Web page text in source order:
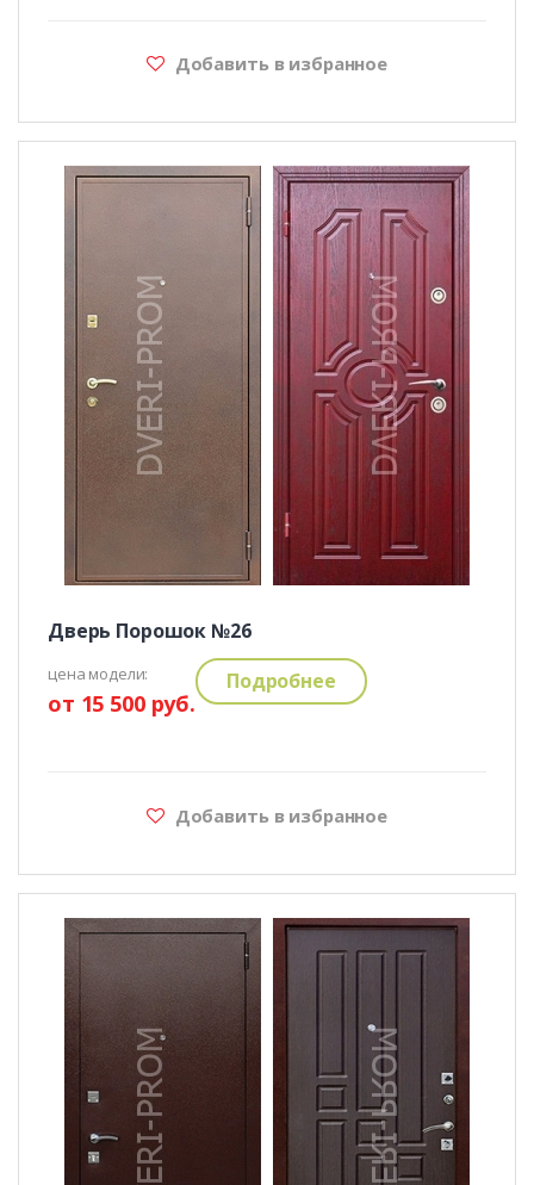
Добавить в избранное
Дверь Порошок №26
цена модели:
от 15 500 руб.
Подробнее
Добавить в избранное